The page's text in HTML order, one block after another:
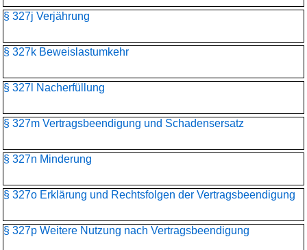
§ 327j Verjährung
§ 327k Beweislastumkehr
§ 327l Nacherfüllung
§ 327m Vertragsbeendigung und Schadensersatz
§ 327n Minderung
§ 327o Erklärung und Rechtsfolgen der Vertragsbeendigung
§ 327p Weitere Nutzung nach Vertragsbeendigung